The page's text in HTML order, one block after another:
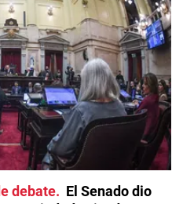
debate
El Senado dio